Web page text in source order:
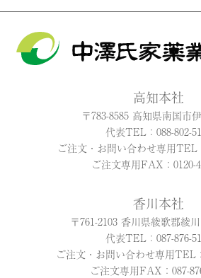
高知本社
〒783-8585 高知県南国市
代表TEL：088-802-
ご注文・お問い合わせ専用TEL
ご注文専用FAX：0120-
香川本社
〒761-2103 香川県綾歌郡綾
代表TEL：087-876-
ご注文・お問い合わせ専用TEL
ご注文専用FAX：087-